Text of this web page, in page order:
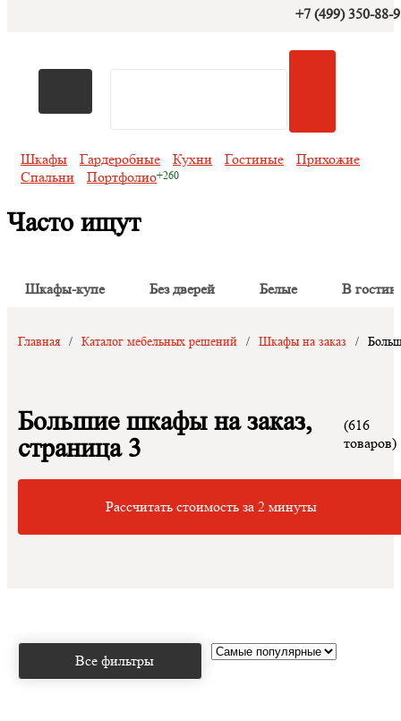
+7 (499) 350-88-
Шкафы Гардеробные Кухни Гостиные
Прихожие
Спальни
Портфолио
Часто ищут
Шкафы-купе Без дверей Белые В
Главная / Каталог мебельных решений / Шкафы на заказ /
Большие шкафы на заказ,
страница 3
(616
товаров)
Рассчитать стоимость за 2 минуты
Все фильтры